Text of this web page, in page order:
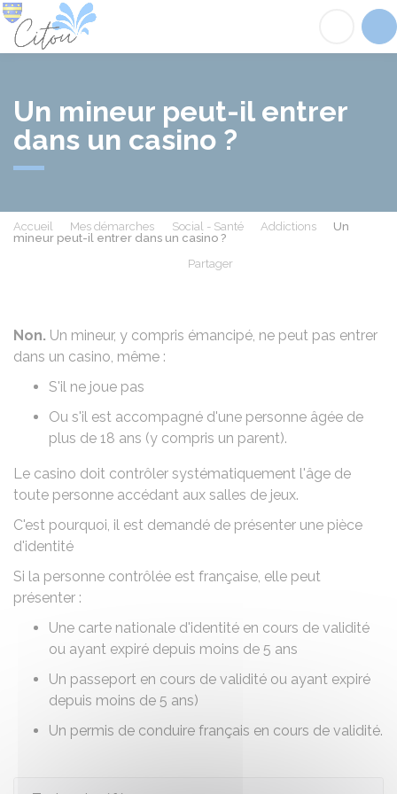
Un mineur peut-il entrer
dans un casino ?
Accueil Mes démarches Social - Santé Addictions
Un
mineur peut-il entrer dans un casino ?
Partager
Non. Un mineur, y compris émancipé, ne peut pas entrer
dans un casino, même :
S'il ne joue pas
Ou s'il est accompagné d'une personne âgée de
plus de 18 ans (y compris un parent).
Le casino doit contrôler systématiquement l'âge de
toute personne accédant aux salles de jeux.
C'est pourquoi, il est demandé de présenter une pièce
d'identité
Si la personne contrôlée est française, elle peut
présenter :
Une carte nationale d'identité en cours de validité
ou ayant expiré depuis moins de 5 ans
Un passeport en cours de validité ou ayant expiré
depuis moins de 5 ans)
Un permis de conduire français en cours de validité.